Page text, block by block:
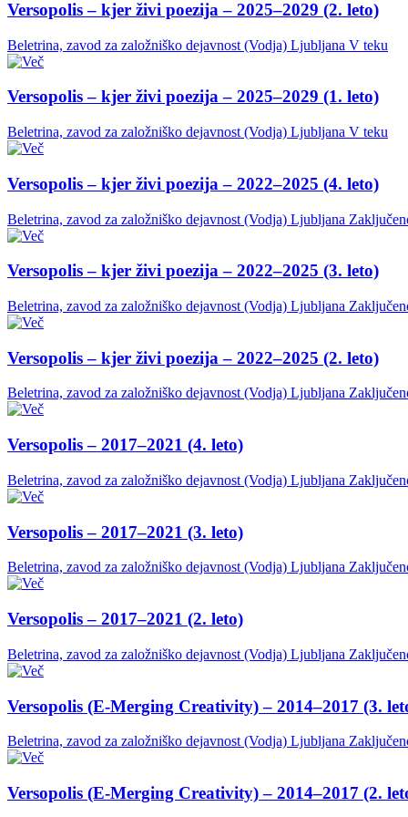
Versopolis – kjer živi poezija – 2025–2029 (2. leto)
Beletrina, zavod za založniško dejavnost (Vodja) Ljubljana V teku
Versopolis – kjer živi poezija – 2025–2029 (1. leto)
Beletrina, zavod za založniško dejavnost (Vodja) Ljubljana V teku
Versopolis – kjer živi poezija – 2022–2025 (4. leto)
Beletrina, zavod za založniško dejavnost (Vodja) Ljubljana
Versopolis – kjer živi poezija – 2022–2025 (3. leto)
Beletrina, zavod za založniško dejavnost (Vodja) Ljubljana
Versopolis – kjer živi poezija – 2022–2025 (2. leto)
Beletrina, zavod za založniško dejavnost (Vodja) Ljubljana
Versopolis – 2017–2021 (4. leto)
Beletrina, zavod za založniško dejavnost (Vodja) Ljubljana
Versopolis – 2017–2021 (3. leto)
Beletrina, zavod za založniško dejavnost (Vodja) Ljubljana
Versopolis – 2017–2021 (2. leto)
Beletrina, zavod za založniško dejavnost (Vodja) Ljubljana
Versopolis (E-Merging Creativity) – 2014–2017 (3.
Beletrina, zavod za založniško dejavnost (Vodja) Ljubljana
Versopolis (E-Merging Creativity) – 2014–2017 (2.